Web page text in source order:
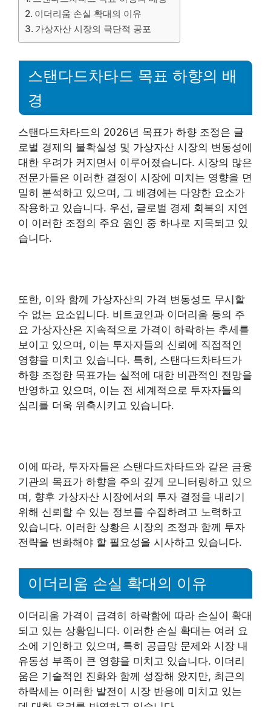
이더리움 손실 확대의 이유
가상자산 시장의 극단적 공포
스탠다드차타드 목표 하향의 배
경
스탠다드차타드의 2026년 목표가 하향 조정은 글
로벌 경제의 불확실성 및 가상자산 시장의 변동성에
대한 우려가 커지면서 이루어졌습니다. 시장의 많은
전문가들은 이러한 결정이 시장에 미치는 영향을 면
밀히 분석하고 있으며, 그 배경에는 다양한 요소가
작용하고 있습니다. 우선, 글로벌 경제 회복의 지연
이 이러한 조정의 주요 원인 중 하나로 지목되고 있
습니다.
또한, 이와 함께 가상자산의 가격 변동성도 무시할
수 없는 요소입니다. 비트코인과 이더리움 등의 주
요 가상자산은 지속적으로 가격이 하락하는 추세를
보이고 있으며, 이는 투자자들의 신뢰에 직접적인
영향을 미치고 있습니다. 특히, 스탠다드차타드가
하향 조정한 목표가는 실적에 대한 비관적인 전망을
반영하고 있으며, 이는 전 세계적으로 투자자들의
심리를 더욱 위축시키고 있습니다.
이에 따라, 투자자들은 스탠다드차타드와 같은 금융
기관의 목표가 하향을 주의 깊게 모니터링하고 있으
며, 향후 가상자산 시장에서의 투자 결정을 내리기
위해 신뢰할 수 있는 정보를 수집하려고 노력하고
있습니다. 이러한 상황은 시장의 조정과 함께 투자
전략을 변화해야 할 필요성을 시사하고 있습니다.
이더리움 손실 확대의 이유
이더리움 가격이 급격히 하락함에 따라 손실이 확대
되고 있는 상황입니다. 이러한 손실 확대는 여러 요
소에 기인하고 있으며, 특히 공급망 문제와 시장 내
유동성 부족이 큰 영향을 미치고 있습니다. 이더리
움은 기술적인 진화와 함께 성장해 왔지만, 최근의
하락세는 이러한 발전이 시장 반응에 미치고 있는